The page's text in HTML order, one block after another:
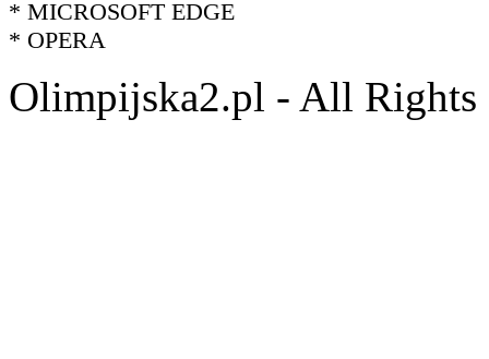
* MICROSOFT EDGE
* OPERA
Olimpijska2.pl - All Rights